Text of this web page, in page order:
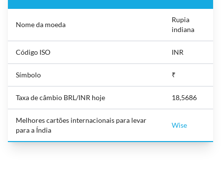
Nome da moeda
Rupia
indiana
Código ISO INR
Símbolo ₹
Taxa de câmbio BRL/INR hoje 18,5686
Melhores cartões internacionais para levar
para a Índia
Wise